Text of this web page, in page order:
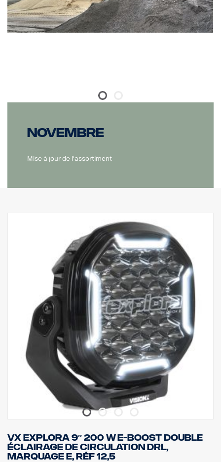
Novembre
Mise à jour de l'assortiment
VX EXPLORA 9″ 200 W E-BOOST DOUBLE
ÉCLAIRAGE DE CIRCULATION DRL,
MARQUAGE E, RÉF 12,5